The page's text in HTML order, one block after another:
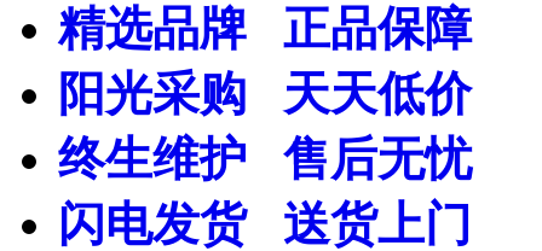
精选品牌 正品保障
阳光采购 天天低价
终生维护 售后无忧
闪电发货 送货上门